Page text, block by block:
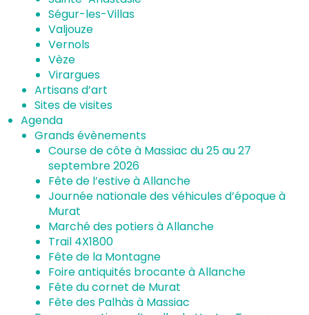
Ségur-les-Villas
Valjouze
Vernols
Vèze
Virargues
Artisans d’art
Sites de visites
Agenda
Grands évènements
Course de côte à Massiac du 25 au 27
septembre 2026
Fête de l’estive à Allanche
Journée nationale des véhicules d’époque à
Murat
Marché des potiers à Allanche
Trail 4X1800
Fête de la Montagne
Foire antiquités brocante à Allanche
Fête du cornet de Murat
Fête des Palhàs à Massiac